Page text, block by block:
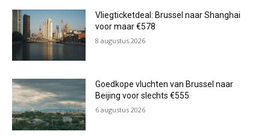
Vliegticketdeal: Brussel naar Shanghai
voor maar €578
8 augustus 2026
Goedkope vluchten van Brussel naar
Beijing voor slechts €555
6 augustus 2026